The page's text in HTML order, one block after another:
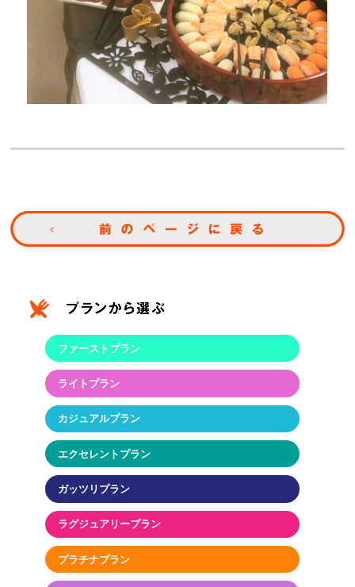
ファーストプラン
ライトプラン
カジュアルプラン
エクセレントプラン
ガッツリプラン
ラグジュアリープラン
プラチナプラン